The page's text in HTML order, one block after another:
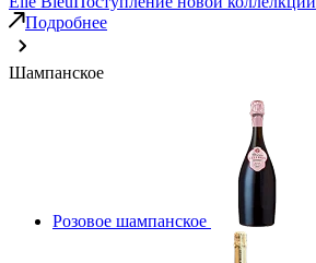
Подробнее
Шампанское
Розовое шампанское